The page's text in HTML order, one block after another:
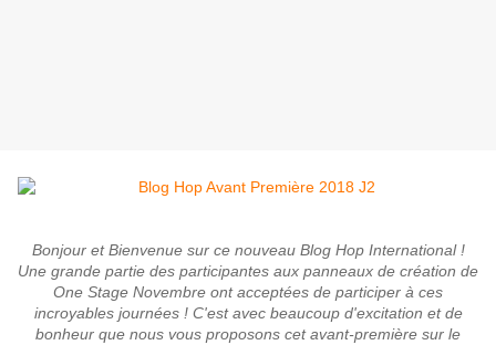
Bonjour et Bienvenue sur ce nouveau Blog Hop International !
Une grande partie des participantes aux panneaux de création de
One Stage Novembre ont acceptées de participer à ces
incroyables journées ! C'est avec beaucoup d'excitation et de
bonheur que nous vous proposons cet avant-première sur le